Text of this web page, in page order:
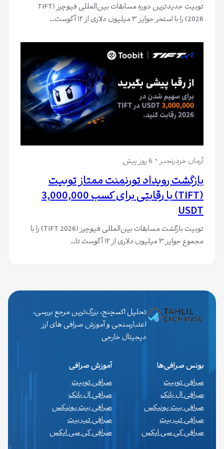
توبیت جدیدترین دوره مسابقات بین‌المللی فیوچرز (TIFT
2026) را با استخر جوایز ۳ میلیون دلاری از ۱۲ آگوست…
آرمان خردرنجبر 6 روز پیش
بازگشت رویداد تورنمنت ممتاز تو‌بیت
(TIFT) با رقابتی برای کسب 3,000,000
USDT
توبیت بازگشت مسابقات بین‌المللی فیوچرز (TIFT 2026) را با
مجموع جوایز ۳ میلیون دلاری از ۱۲ آگوست تا…
تحلیل اکسچنج، بزرگ‌ترین مرجع بررسی،
اعتبارسنجی و آموزش صرافی های ارز
دیجیتال خارجی
بونس صرافی‌ها
صرافی توبیت
صرافی ال بانک
صرافی بیت یونیکس
صرافی تپ بیت
صرافی کی سی ایکس
آموزش صرافی
صرافی توبیت
صرافی ال بانک
صرافی بیت یونیکس
صرافی تپ بیت
صرافی کی سی ایکس